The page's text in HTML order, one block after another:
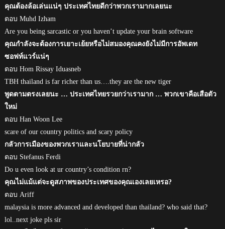
คุณต้องล้อเล่นแน่ๆ ประเทศไทยดีกว่าพวกเรามากเลยนะ
ตอบ Muhd Izham
Are you being sarcastic or you haven’t update your brain software
คุณกำลังจะต้องการเยาะเย้ยหรือไม่สมองคุณคงยังไม่มีการอัพเดท
ซอฟท์แวร์แน่ๆ
ตอบ Hom Rissay Iduasneb
TBH thailand is far richer than us….they are the new tiger
พูดตามตรงเลยนะ … ประเทศไทยรวยกว่าเรามาก … พวกเขาคือเสือตัว
ใหม่
ตอบ Han Woon Lee
scare of our country politics and scary policy
กลัวการเมืองของพวกเราและนโยบายที่น่ากลัว
ตอบ Stefanus Ferdi
Do u even look at ur country’s condition rn?
คุณไม่แม้แต่จะดูสภาพของประเทศของคุณเองเลยเหรอ?
ตอบ Ariff
malaysia is more advanced and developed than thailand? who said that?
lol..next joke pls sir